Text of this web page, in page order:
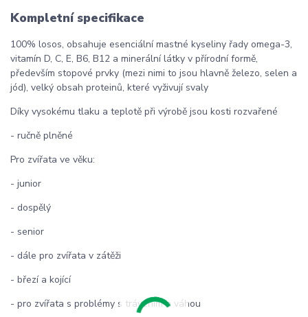
Kompletní specifikace
100% losos, obsahuje esenciální mastné kyseliny řady omega-3,
vitamín D, C, E, B6, B12 a minerální látky v přírodní formě,
především stopové prvky (mezi nimi to jsou hlavně železo, selen a
jód), velký obsah proteinů, které vyživují svaly
Díky vysokému tlaku a teplotě při výrobě jsou kosti rozvařené
- ručně plněné
Pro zvířata ve věku:
- junior
- dospělý
- senior
- dále pro zvířata v zátěži
- březí a kojící
- pro zvířata s problémy s trávením a váhou